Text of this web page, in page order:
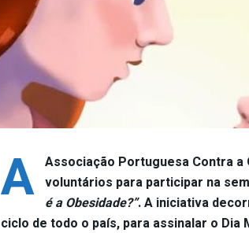
A Associação Portuguesa Contra
voluntários para participar na
é a Obesidade?”. A iniciativa
ciclo de todo o país, para assinalar o Dia